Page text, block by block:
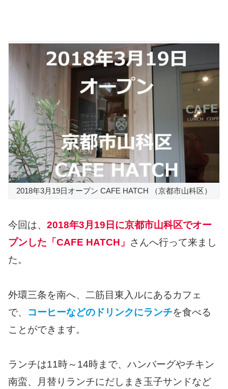
2018年3月19日オープン CAFE HATCH （京都市山科区）
今回は、 2018年3月19日に京都市山科区でオー
プンした「CAFE HATCH」 さんへ行って来まし
た。
外環三条を南へ、二筋目東入ルにあるカフェ
で、 コーヒーなどのドリンクにランチを食べる
ことができます。
ランチは11時～14時まで、ハンバーグやチキン
南蛮、月替りランチにだしまき玉子サンドなど